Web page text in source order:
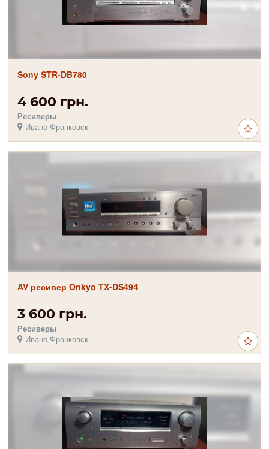
Sony STR-DB780
4 600 грн.
Ресиверы
Ивано-Франковск
AV ресивер Onkyo TX-DS494
3 600 грн.
Ресиверы
Ивано-Франковск